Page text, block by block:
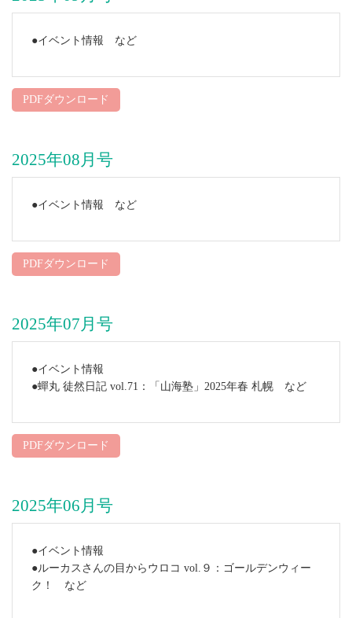
●イベント情報 など
PDFダウンロード
2025年08月号
●イベント情報 など
PDFダウンロード
2025年07月号
●イベント情報
●蟬丸 徒然日記 vol.71：「山海塾」2025年春 札幌 など
PDFダウンロード
2025年06月号
●イベント情報
●ルーカスさんの目からウロコ vol.９：ゴールデンウィー
ク！ など